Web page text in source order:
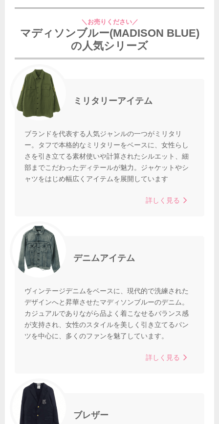
＼お売りください／
マディソンブルー(MADISON BLUE)
の人気シリーズ
ミリタリーアイテム
ブランドを代表する人気ジャンルの一つがミリタリ
ー。タフで本格的なミリタリーをベースに、女性らし
さを引き立てる素材使いや計算されたシルエット、細
部までこだわったディテールが魅力。ジャケットやシ
ャツをはじめ幅広くアイテムを展開しています
詳しく見る
デニムアイテム
ヴィンテージデニムをベースに、現代的で洗練された
デザインへと昇華させたマディソンブルーのデニム。
カジュアルでありながら品よく着こなせるバランス感
が支持され、女性のスタイルを美しく引き立てるパン
ツを中心に、多くのファンを魅了しています。
詳しく見る
ブレザー